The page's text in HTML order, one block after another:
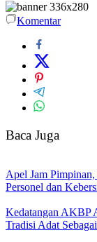
Komentar
Baca Juga
Apel Jam
Personel dan
Kedatangan AKBP
Tradisi Adat